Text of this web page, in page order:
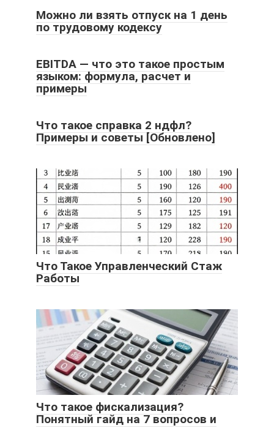
Можно ли взять отпуск на 1 день
по трудовому кодексу
EBITDA — что это такое простым
языком: формула, расчет и
примеры
Что такое справка 2 ндфл?
Примеры и советы [Обновлено]
Что Такое Управленческий Стаж
Работы
Что такое фискализация?
Понятный гайд на 7 вопросов и